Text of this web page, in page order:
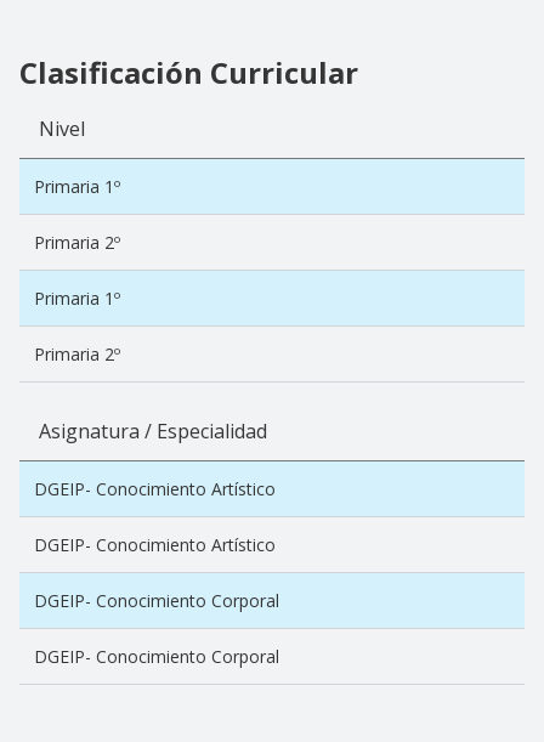
Clasificación Curricular
Nivel
Primaria 1º
Primaria 2º
Primaria 1º
Primaria 2º
Asignatura / Especialidad
DGEIP- Conocimiento Artístico
DGEIP- Conocimiento Artístico
DGEIP- Conocimiento Corporal
DGEIP- Conocimiento Corporal